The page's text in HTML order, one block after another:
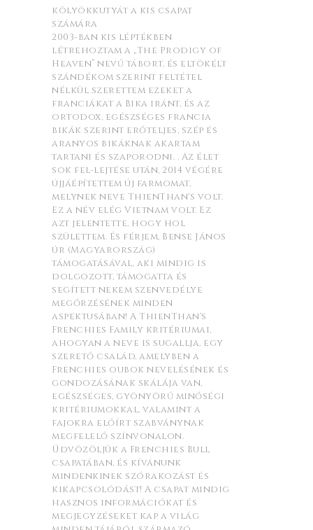
kölyökkutyát a kis csapat
számára
2003-ban kis léptékben
létrehoztam a „The Prodigy of
Heaven” nevű tábort, és eltökélt
szándékom szerint feltétel
nélkül szerettem ezeket a
franciákat a Bika iránt, és az
ortodox, egészséges francia
bikák szerint erőteljes, szép és
aranyos bikáknak akartam
tartani és szaporodni. . Az élet
sok fel-lejtése után, 2014 végére
újjáépítettem új farmomat,
melynek neve ThienThan's volt.
Ez a név elég Vietnam volt. Ez
azt jelentette, hogy hol
születtem. És férjem, Bense János
úr (Magyarország)
támogatásával, aki mindig is
dolgozott, támogatta és
segített nekem szenvedélye
megőrzésének minden
aspektusában! A ThienThan's
Frenchies Family kritériumai,
ahogyan a neve is sugallja, egy
szerető család, amelyben a
Frenchies oubok nevelésének és
gondozásának skálája van,
egészséges, gyönyörű minőségi
kritériumokkal, valamint a
fajokra előírt szabványnak
megfelelő színvonalon.
Üdvözöljük a Frenchies Bull
csapatában, és kívánunk
mindenkinek szórakozást és
kikapcsolódást! A csapat mindig
hasznos információkat és
megjegyzéseket kap a világ